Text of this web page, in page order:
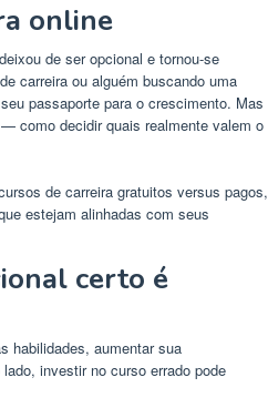
online
de ser opcional e tornou-se
carreira ou alguém buscando uma
passaporte para o crescimento. Mas
como decidir quais realmente valem o
de carreira gratuitos versus pagos,
estejam alinhadas com seus
certo é
habilidades, aumentar sua
investir no curso errado pode